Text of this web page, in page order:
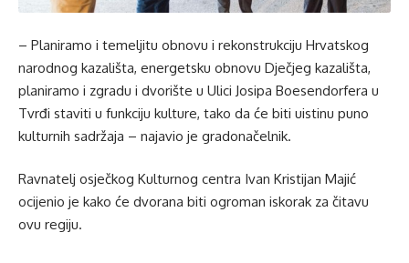
– Planiramo i temeljitu obnovu i rekonstrukciju Hrvatskog
narodnog kazališta, energetsku obnovu Dječjeg kazališta,
planiramo i zgradu i dvorište u Ulici Josipa Boesendorfera u
Tvrđi staviti u funkciju kulture, tako da će biti uistinu puno
kulturnih sadržaja – najavio je gradonačelnik.
Ravnatelj osječkog Kulturnog centra Ivan Kristijan Majić
ocijenio je kako će dvorana biti ogroman iskorak za čitavu
ovu regiju.